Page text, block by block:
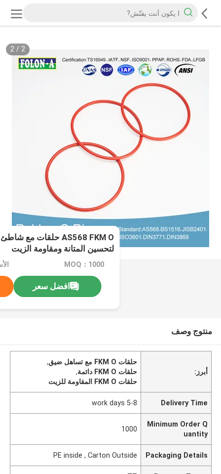
2
/
2
لتحسين المتانة ومقاومة الزيت
MOQ：1000
افضل سعر
منتوج وصف
أبرز:
حلقات FKM O مع تساهل ضيق
,
حلقات FKM O دائمة
,
حلقات FKM O المقاومة للزيت
Delivery Time
5-8 work days
Minimum Order Q
uantity
1000
Packaging Details
PE inside , Carton Outside